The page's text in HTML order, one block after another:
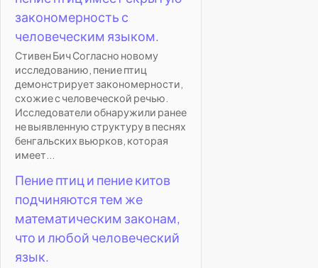
закономерность с
человеческим языком.
Стивен Бич Согласно новому
исследованию, пение птиц
демонстрирует закономерности,
схожие с человеческой речью.
Исследователи обнаружили ранее
не выявленную структуру в песнях
бенгальских вьюрков, которая
имеет...
Пение птиц и пение китов
подчиняются тем же
математическим законам,
что и любой человеческий
язык.